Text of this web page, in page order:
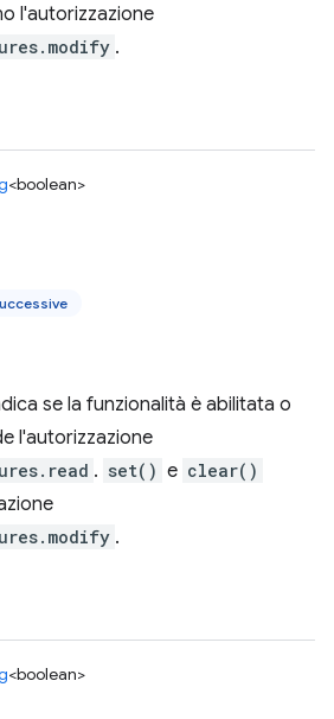
l'autorizzazione
.
<boolean>
se la funzionalità è abilitata o
l'autorizzazione
. set() e clear()
.
<boolean>